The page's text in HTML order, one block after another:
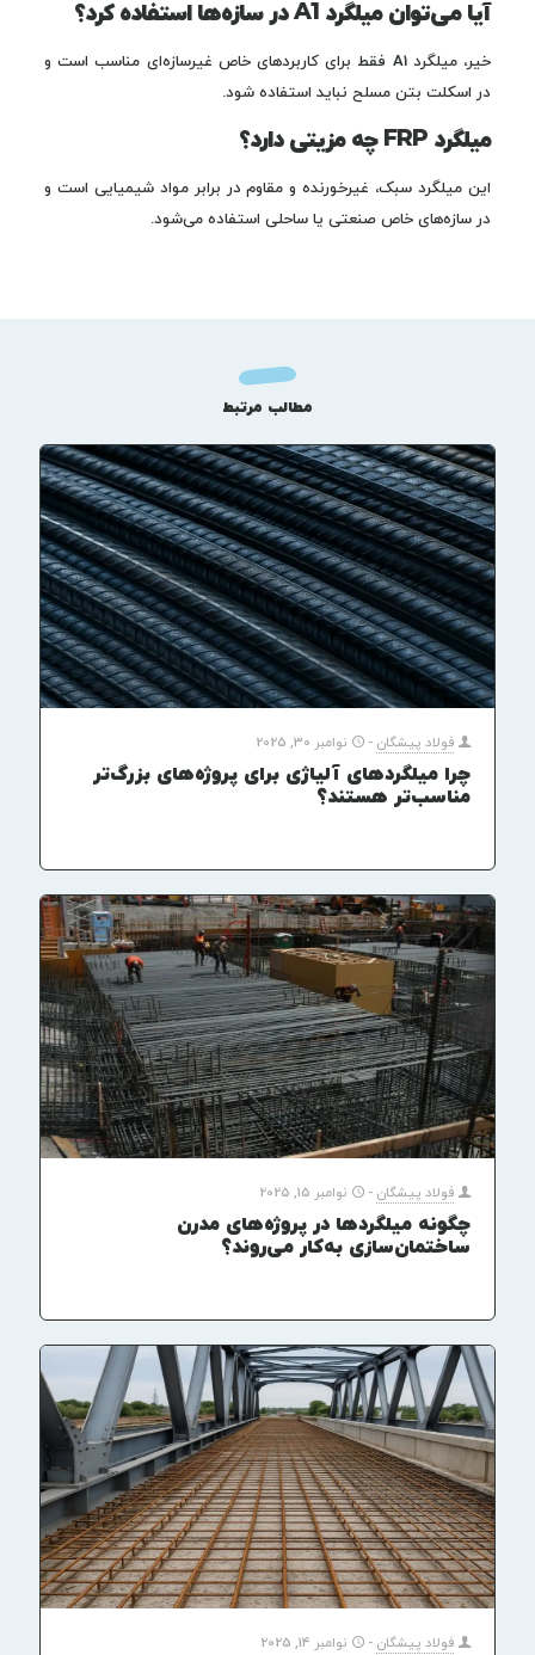
آیا می‌توان میلگرد A1 در سازه‌ها استفاده کرد؟
خیر، میلگرد A1 فقط برای کاربردهای خاص غیرسازه‌ای مناسب است و
در اسکلت بتن مسلح نباید استفاده شود.
میلگرد FRP چه مزیتی دارد؟
این میلگرد سبک، غیرخورنده و مقاوم در برابر مواد شیمیایی است و
در سازه‌های خاص صنعتی یا ساحلی استفاده می‌شود.
مطالب مرتبط
فولاد پیشگان - نوامبر 30, 2025
چرا میلگردهای آلیاژی برای پروژه‌های بزرگ‌تر
مناسب‌تر هستند؟
فولاد پیشگان - نوامبر 15, 2025
چگونه میلگردها در پروژه‌های مدرن
ساختمان‌سازی به‌کار می‌روند؟
فولاد پیشگان - نوامبر 14, 2025